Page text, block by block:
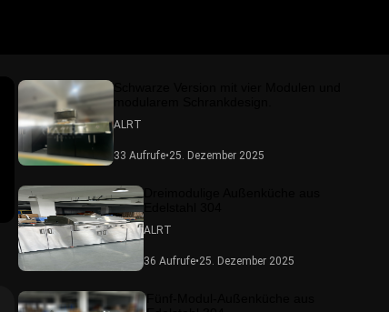
Schwarze Version mit vier Modulen und
modularem Schrankdesign.
ALRT
33 Aufrufe•25. Dezember 2025
ALRT
36 Aufrufe•25. Dezember 2025